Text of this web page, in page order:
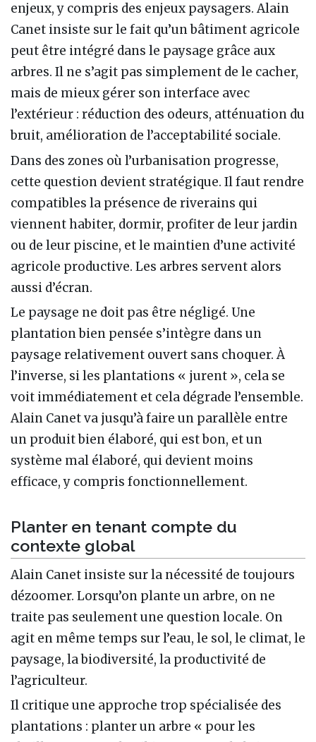
enjeux, y compris des enjeux paysagers. Alain
Canet insiste sur le fait qu’un bâtiment agricole
peut être intégré dans le paysage grâce aux
arbres. Il ne s’agit pas simplement de le cacher,
mais de mieux gérer son interface avec
l’extérieur : réduction des odeurs, atténuation du
bruit, amélioration de l’acceptabilité sociale.
Dans des zones où l’urbanisation progresse,
cette question devient stratégique. Il faut rendre
compatibles la présence de riverains qui
viennent habiter, dormir, profiter de leur jardin
ou de leur piscine, et le maintien d’une activité
agricole productive. Les arbres servent alors
aussi d’écran.
Le paysage ne doit pas être négligé. Une
plantation bien pensée s’intègre dans un
paysage relativement ouvert sans choquer. À
l’inverse, si les plantations « jurent », cela se
voit immédiatement et cela dégrade l’ensemble.
Alain Canet va jusqu’à faire un parallèle entre
un produit bien élaboré, qui est bon, et un
système mal élaboré, qui devient moins
efficace, y compris fonctionnellement.
Planter en tenant compte du
contexte global
Alain Canet insiste sur la nécessité de toujours
dézoomer. Lorsqu’on plante un arbre, on ne
traite pas seulement une question locale. On
agit en même temps sur l’eau, le sol, le climat, le
paysage, la biodiversité, la productivité de
l’agriculteur.
Il critique une approche trop spécialisée des
plantations : planter un arbre « pour les